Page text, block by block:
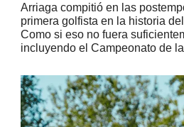
Arriaga compitió en las
primera golfista en la historia
Como si eso no fuera
incluyendo el Campeonato de